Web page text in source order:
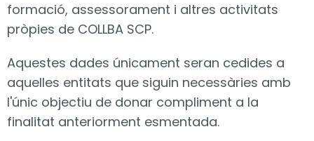
formació, assessorament i altres activitats
pròpies de COLLBA SCP.
Aquestes dades únicament seran cedides a
aquelles entitats que siguin necessàries amb
l'únic objectiu de donar compliment a la
finalitat anteriorment esmentada.